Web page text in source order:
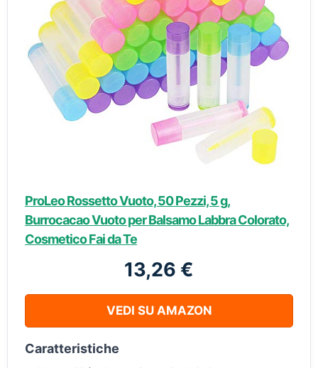
ProLeo Rossetto Vuoto, 50 Pezzi, 5 g,
Burrocacao Vuoto per Balsamo Labbra Colorato,
Cosmetico Fai da Te
13,26 €
VEDI SU AMAZON
Caratteristiche